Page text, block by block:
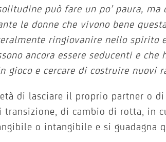
può fare un po’ paura, ma
le donne che vivono bene
ringiovanire nello spirito e
ancora essere seducenti e
gioco e cercare di costruire nuovi
di lasciare il proprio partner o di
transizione, di cambio di rotta, in
o intangibile e si guadagna